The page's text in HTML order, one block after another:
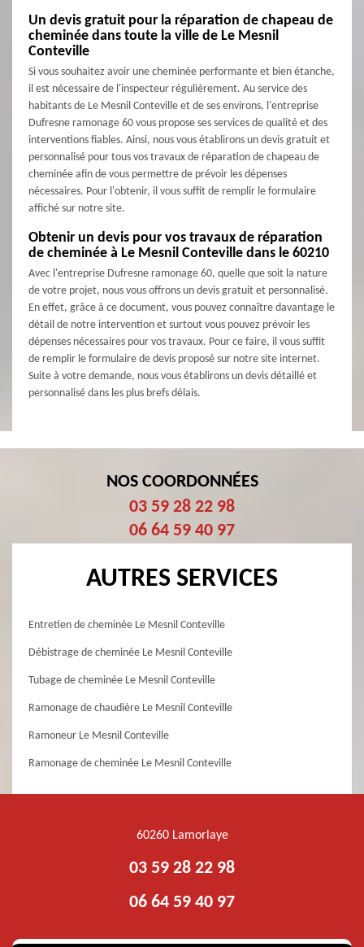
Un devis gratuit pour la réparation de chapeau de
cheminée dans toute la ville de Le Mesnil
Conteville
Si vous souhaitez avoir une cheminée performante et bien étanche,
il est nécessaire de l'inspecteur régulièrement. Au service des
habitants de Le Mesnil Conteville et de ses environs, l'entreprise
Dufresne ramonage 60 vous propose ses services de qualité et des
interventions fiables. Ainsi, nous vous établirons un devis gratuit et
personnalisé pour tous vos travaux de réparation de chapeau de
cheminée afin de vous permettre de prévoir les dépenses
nécessaires. Pour l'obtenir, il vous suffit de remplir le formulaire
affiché sur notre site.
Obtenir un devis pour vos travaux de réparation
de cheminée à Le Mesnil Conteville dans le 60210
Avec l'entreprise Dufresne ramonage 60, quelle que soit la nature
de votre projet, nous vous offrons un devis gratuit et personnalisé.
En effet, grâce à ce document, vous pouvez connaître davantage le
détail de notre intervention et surtout vous pouvez prévoir les
dépenses nécessaires pour vos travaux. Pour ce faire, il vous suffit
de remplir le formulaire de devis proposé sur notre site internet.
Suite à votre demande, nous vous établirons un devis détaillé et
personnalisé dans les plus brefs délais.
NOS COORDONNÉES
03 59 28 22 98
06 64 59 40 97
AUTRES SERVICES
Entretien de cheminée Le Mesnil Conteville
Débistrage de cheminée Le Mesnil Conteville
Tubage de cheminée Le Mesnil Conteville
Ramonage de chaudière Le Mesnil Conteville
Ramoneur Le Mesnil Conteville
Ramonage de cheminée Le Mesnil Conteville
60260 Lamorlaye
03 59 28 22 98
06 64 59 40 97